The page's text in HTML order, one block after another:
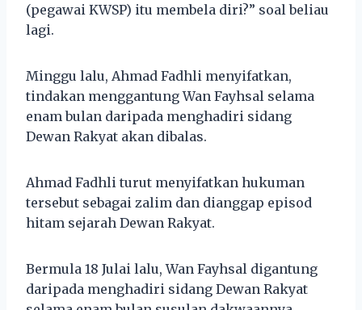
(pegawai KWSP) itu membela diri?” soal beliau
lagi.
Minggu lalu, Ahmad Fadhli menyifatkan,
tindakan menggantung Wan Fayhsal selama
enam bulan daripada menghadiri sidang
Dewan Rakyat akan dibalas.
Ahmad Fadhli turut menyifatkan hukuman
tersebut sebagai zalim dan dianggap episod
hitam sejarah Dewan Rakyat.
Bermula 18 Julai lalu, Wan Fayhsal digantung
daripada menghadiri sidang Dewan Rakyat